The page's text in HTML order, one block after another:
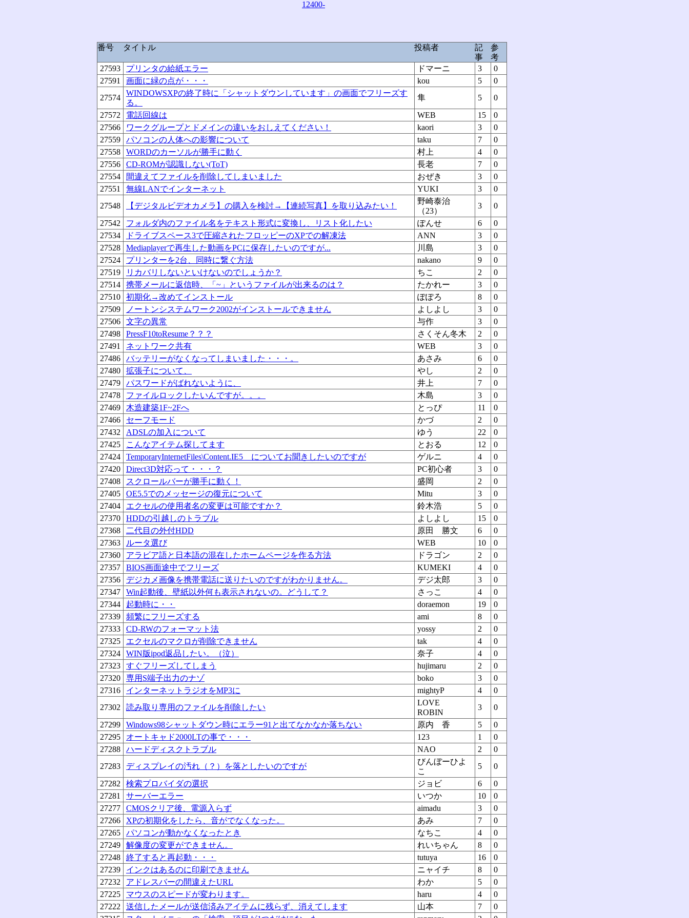
12400-
番号 タイトル 投稿者
記
事
参
考
27593
プリンタの給紙エラー ドマーニ 3
0
27591
画面に緑の点が・・・ kou 5
0
27574
WINDOWSXPの終了時に「シャットダウンしています」の画面でフリーズす
る。
隼 5
0
27572
電話回線は WEB 15
0
27566
ワークグループとドメインの違いをおしえてください！ kaori 3
0
27559
パソコンの人体への影響について taku 7
0
27558
WORDのカーソルが勝手に動く 村上 4
0
27556
CD-ROMが認識しない(ToT) 長老 7
0
27554
間違えてファイルを削除してしまいました おぜき 3
0
27551
無線LANでインターネット YUKI 3
0
27548
【デジタルビデオカメラ】の購入を検討→【連続写真】を取り込みたい！
野崎泰治
（23）
3
0
27542
フォルダ内のファイル名をテキスト形式に変換し、リスト化したい ぽんせ 6
0
27534
ドライブスペース3で圧縮されたフロッピーのXPでの解凍法 ANN 3
0
27528
Mediaplayerで再生した動画をPCに保存したいのですが... 川島 3
0
27524
プリンターを2台、同時に繋ぐ方法 nakano 9
0
27519
リカバリしないといけないのでしょうか？ ちこ 2
0
27514
携帯メールに返信時、「~」というファイルが出来るのは？ たかれー 3
0
27510
初期化→改めてインストール ぽぽろ 8
0
27509
ノートンシステムワーク2002がインストールできません よしよし 3
0
27506
文字の異常 与作 3
0
27498
PressF10toResume？？？ さくそん冬木 2
0
27491
ネットワーク共有 WEB 3
0
27486
バッテリーがなくなってしまいました・・・。 あさみ 6
0
27480
拡張子について、 やし 2
0
27479
パスワードがばれないように、 井上 7
0
27478
ファイルロックしたいんですが。。。 木島 3
0
27469
木造建築1F~2Fへ とっぴ 11
0
27466
セーフモード かづ 2
0
27432
ADSLの加入について ゆう 22
0
27425
こんなアイテム探してます とおる 12
0
27424
TemporaryInternetFiles\Content.IE5 についてお聞きしたいのですが ゲルニ 4
0
27420
Direct3D対応って・・・？ PC初心者 3
0
27408
スクロールバーが勝手に動く！ 盛岡 2
0
27405
OE5.5でのメッセージの復元について Mitu 3
0
27404
エクセルの使用者名の変更は可能ですか？ 鈴木浩 5
0
27370
HDDの引越しのトラブル よしよし 15
0
27368
二代目の外付HDD 原田 勝文 6
0
27363
ルータ選び WEB 10
0
27360
アラビア語と日本語の混在したホームページを作る方法 ドラゴン 2
0
27357
BIOS画面途中でフリーズ KUMEKI 4
0
27356
デジカメ画像を携帯電話に送りたいのですがわかりません。 デジ太郎 3
0
27347
Win起動後、壁紙以外何も表示されないの。どうして？ さっこ 4
0
27344
起動時に・・ doraemon 19
0
27339
頻繁にフリーズする ami 8
0
27333
CD-RWのフォーマット法 yossy 2
0
27325
エクセルのマクロが削除できません tak 4
0
27324
WIN版ipod返品したい。（泣） 奈子 4
0
27323
すぐフリーズしてしまう hujimaru 2
0
27320
専用S端子出力のナゾ boko 3
0
27316
インターネットラジオをMP3に mightyP 4
0
27302
読み取り専用のファイルを削除したい
LOVE
ROBIN
3
0
27299
Windows98シャットダウン時にエラー91と出てなかなか落ちない 原内 香 5
0
27295
オートキャド2000LTの事で・・・ 123 1
0
27288
ハードディスクトラブル NAO 2
0
27283
ディスプレイの汚れ（？）を落としたいのですが
びんぼーひよ
こ
5
0
27282
検索プロバイダの選択 ジョビ 6
0
27281
サーバーエラー いつか 10
0
27277
CMOSクリア後、電源入らず aimadu 3
0
27266
XPの初期化をしたら、音がでなくなった。 あみ 7
0
27265
パソコンが動かなくなったとき なちこ 4
0
27249
解像度の変更ができません。 れいちゃん 8
0
27248
終了すると再起動・・・ tutuya 16
0
27239
インクはあるのに印刷できません ニャイチ 8
0
27232
アドレスバーの間違えたURL わか 5
0
27225
マウスのスピードが変わります。 haru 4
0
27222
送信したメールが送信済みアイテムに残らず、消えてします 山本 7
0